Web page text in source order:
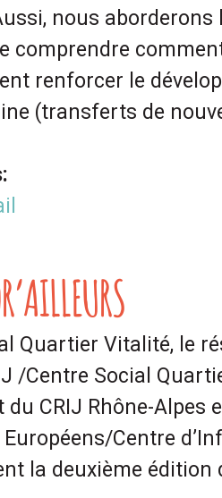
nous
comprendre
renforcer le
(transferts de
Quartier Vitalité, le
/Centre Social
CRIJ Rhône-Alpes
Européens/Centre
la deuxième édition